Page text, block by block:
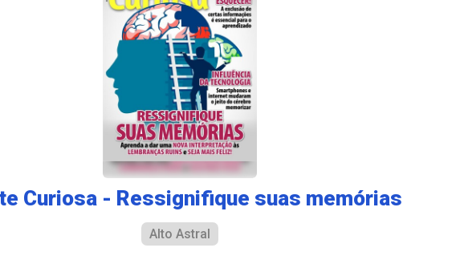
Curiosa - Ressignifique suas memórias
Alto Astral